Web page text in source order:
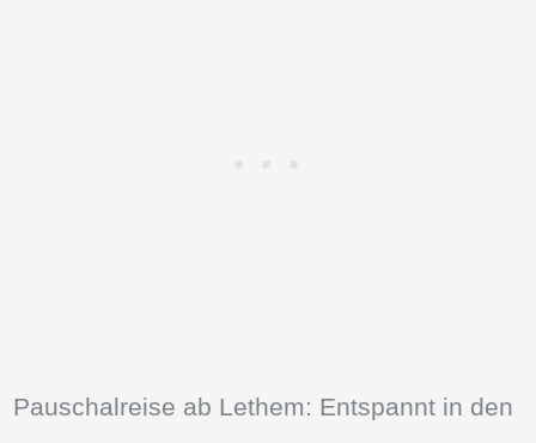
Pauschalreise ab Lethem: Entspannt in den